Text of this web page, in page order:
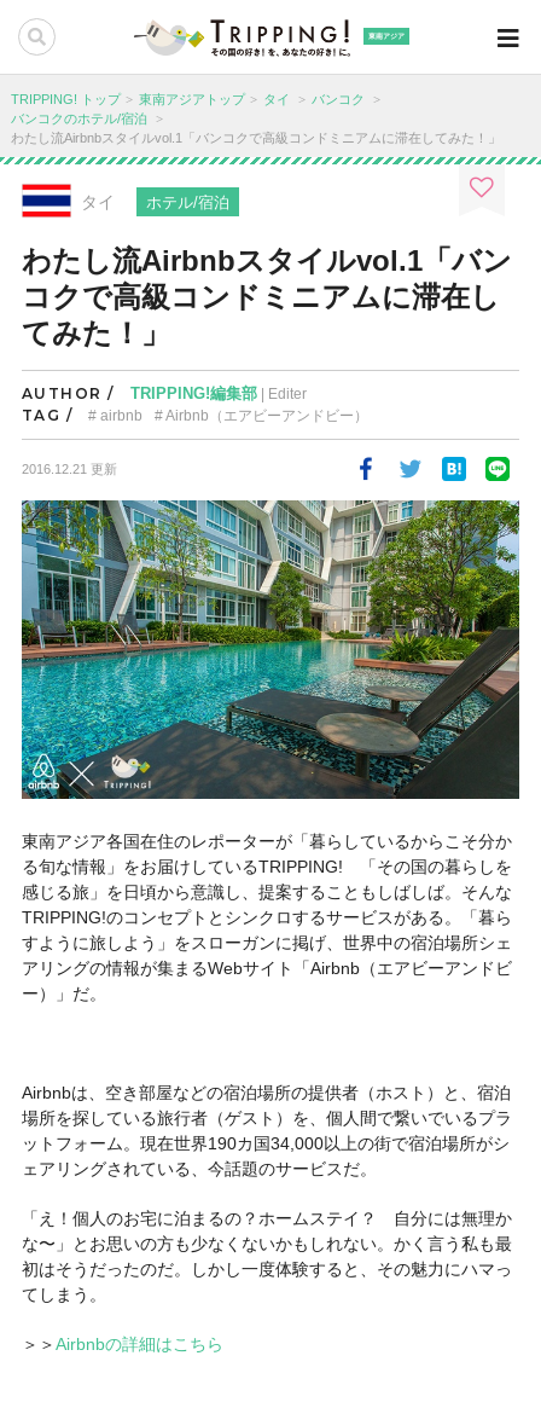
東南アジア
TRIPPING! トップ 東南アジアトップ タイ
バンコク
バンコクのホテル/宿泊
わたし流Airbnbスタイルvol.1「バンコクで高級コンドミニアムに滞在してみた！」
タイ ホテル/宿泊
わたし流Airbnbスタイルvol.1「バン
コクで高級コンドミニアムに滞在し
てみた！」
AUTHOR / TRIPPING!編集部| Editer
TAG / airbnb Airbnb（エアビーアンドビー）
2016.12.21 更新
東南アジア各国在住のレポーターが「暮らしているからこそ分か
る旬な情報」をお届けしているTRIPPING! 「その国の暮らしを
感じる旅」を日頃から意識し、提案することもしばしば。そんな
TRIPPING!のコンセプトとシンクロするサービスがある。「暮ら
すように旅しよう」をスローガンに掲げ、世界中の宿泊場所シェ
アリングの情報が集まるWebサイト「Airbnb（エアビーアンドビ
ー）」だ。
Airbnbは、空き部屋などの宿泊場所の提供者（ホスト）と、宿泊
場所を探している旅行者（ゲスト）を、個人間で繋いでいるプラ
ットフォーム。現在世界190カ国34,000以上の街で宿泊場所がシ
ェアリングされている、今話題のサービスだ。
「え！個人のお宅に泊まるの？ホームステイ？ 自分には無理か
な〜」とお思いの方も少なくないかもしれない。かく言う私も最
初はそうだったのだ。しかし一度体験すると、その魅力にハマっ
てしまう。
＞＞Airbnbの詳細はこちら